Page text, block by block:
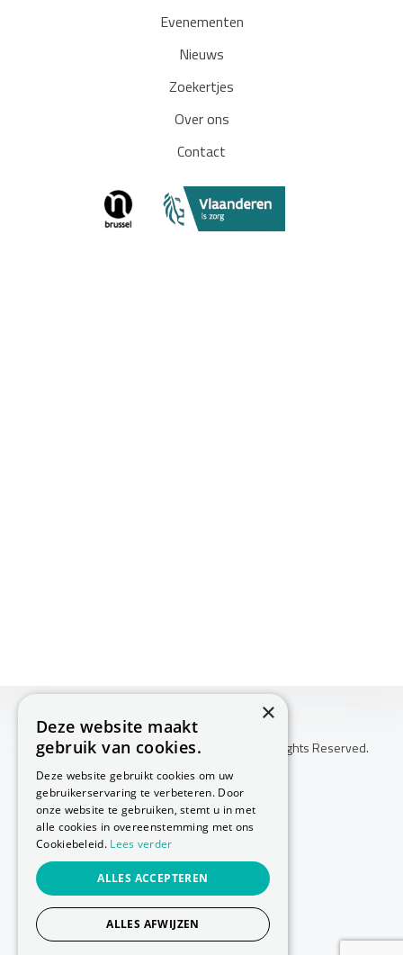
Evenementen
Nieuws
Zoekertjes
Over ons
Contact
Copyright © 2026 Huis Voor Gezondheid. All Rights Reserved.
Klachtenprocedure
Annuleringsvoorwaarden
-
-
Privacy Policy
Cookie Policy
Website laten maken
×
Deze website maakt
gebruik van cookies.
Deze website gebruikt cookies om uw
gebruikerservaring te verbeteren. Door
onze website te gebruiken, stemt u in met
alle cookies in overeenstemming met ons
Cookiebeleid. Lees verder
ALLES ACCEPTEREN
ALLES AFWIJZEN